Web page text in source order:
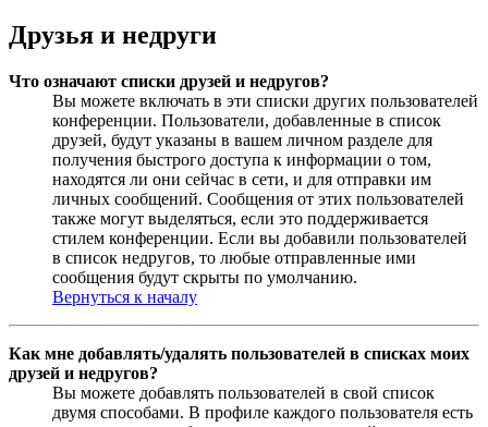
Друзья и недруги
Что означают списки друзей и недругов?
Вы можете включать в эти списки других пользователей
конференции. Пользователи, добавленные в список
друзей, будут указаны в вашем личном разделе для
получения быстрого доступа к информации о том,
находятся ли они сейчас в сети, и для отправки им
личных сообщений. Сообщения от этих пользователей
также могут выделяться, если это поддерживается
стилем конференции. Если вы добавили пользователей
в список недругов, то любые отправленные ими
сообщения будут скрыты по умолчанию.
Вернуться к началу
Как мне добавлять/удалять пользователей в списках моих
друзей и недругов?
Вы можете добавлять пользователей в свой список
двумя способами. В профиле каждого пользователя есть